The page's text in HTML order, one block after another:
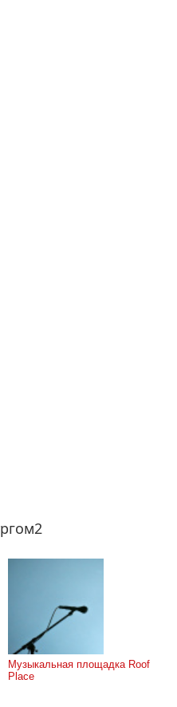
Музыкальная площадка Roof
Place